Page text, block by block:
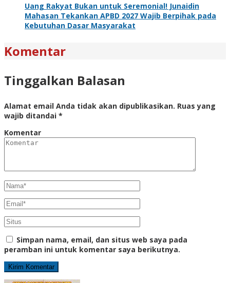
Uang Rakyat Bukan untuk Seremonial! Junaidin
Mahasan Tekankan APBD 2027 Wajib Berpihak pada
Kebutuhan Dasar Masyarakat
Komentar
Tinggalkan Balasan
Alamat email Anda tidak akan dipublikasikan. Ruas yang
wajib ditandai *
Komentar
Simpan nama, email, dan situs web saya pada
peramban ini untuk komentar saya berikutnya.